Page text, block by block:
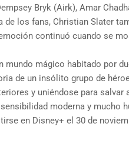
Bryk (Airk), Amar
de los fans, Christian Slater
continuó cuando se
mundo mágico habitado por
de un insólito grupo de
y uniéndose para
moderna y mucho
en Disney+ el 30 de